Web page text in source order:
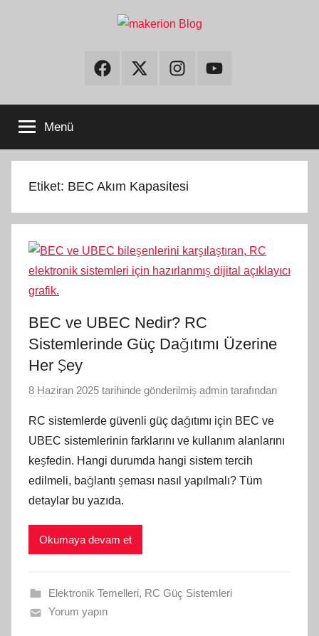
makerionFacebookTwitter InstagramYoutube
Menü
Etiket: BEC Akım Kapasitesi
BEC ve UBEC Nedir? RC
Sistemlerinde Güç Dağıtımı Üzerine
Her Şey
8 Haziran 2025 tarihinde gönderilmiş admin tarafından
RC sistemlerde güvenli güç dağıtımı için BEC ve
UBEC sistemlerinin farklarını ve kullanım alanlarını
keşfedin. Hangi durumda hangi sistem tercih
edilmeli, bağlantı şeması nasıl yapılmalı? Tüm
detaylar bu yazıda.
Okumaya devam et
Elektronik Temelleri, RC Güç Sistemleri
Yorum yapın